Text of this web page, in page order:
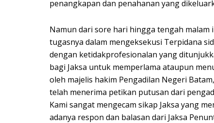
penangkapan dan penahanan yang
Namun dari sore hari hingga tengah malam
tugasnya dalam mengeksekusi Terpidana
dengan ketidakprofesionalan yang
bagi Jaksa untuk memperlama ataupun
oleh majelis hakim Pengadilan Negeri
telah menerima petikan putusan dari
Kami sangat mengecam sikap Jaksa yang
adanya respon dan balasan dari Jaksa